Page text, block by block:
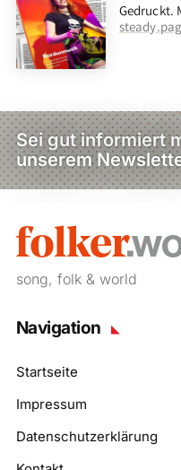
Gedruckt.
Sei gut informiert
unserem
song, folk & world
Navigation
Startseite
Impressum
Datenschutzerklärung